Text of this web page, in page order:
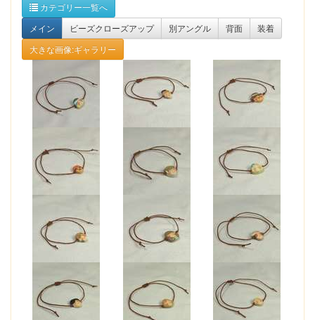
カテゴリー一覧へ
メイン
ビーズクローズアップ 別アングル 背面
装着
大きな画像:ギャラリー